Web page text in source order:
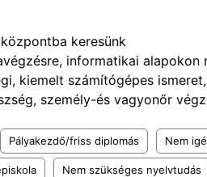
keresünk
informatikai alapokon
kiemelt számítógépes
személy-és vagyonőr
Pályakezdő/friss diplomás Nem
Nem szükséges nyelvtudás